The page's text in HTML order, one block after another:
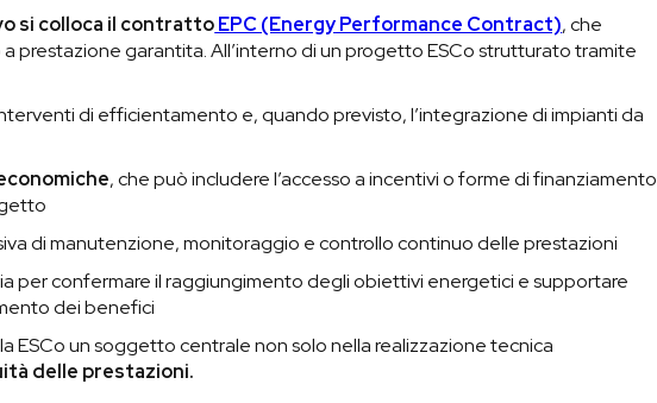
si colloca il contrattoEPC (Energy Performance Contract), che
prestazione garantita. All’interno di un progetto ESCo strutturato tramite
di efficientamento e, quando previsto, l’integrazione di impianti da
, che può includere l’accesso a incentivi o forme di finanziamento
di manutenzione, monitoraggio e controllo continuo delle prestazioni
per confermare il raggiungimento degli obiettivi energetici e supportare
dei benefici
ESCo un soggetto centrale non solo nella realizzazione tecnica
delle prestazioni.